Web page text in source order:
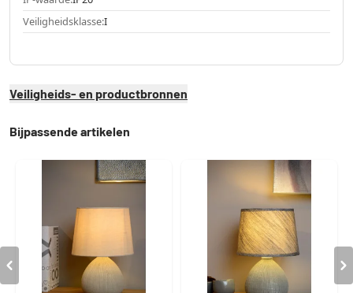
Veiligheidsklasse:I
Veiligheids- en productbronnen
Bijpassende artikelen